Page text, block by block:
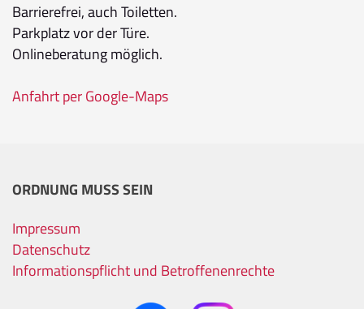
Barrierefrei, auch Toiletten.
Parkplatz vor der Türe.
Onlineberatung möglich.
Anfahrt per Google-Maps
ORDNUNG MUSS SEIN
Impressum
Datenschutz
Informationspflicht und Betroffenenrechte